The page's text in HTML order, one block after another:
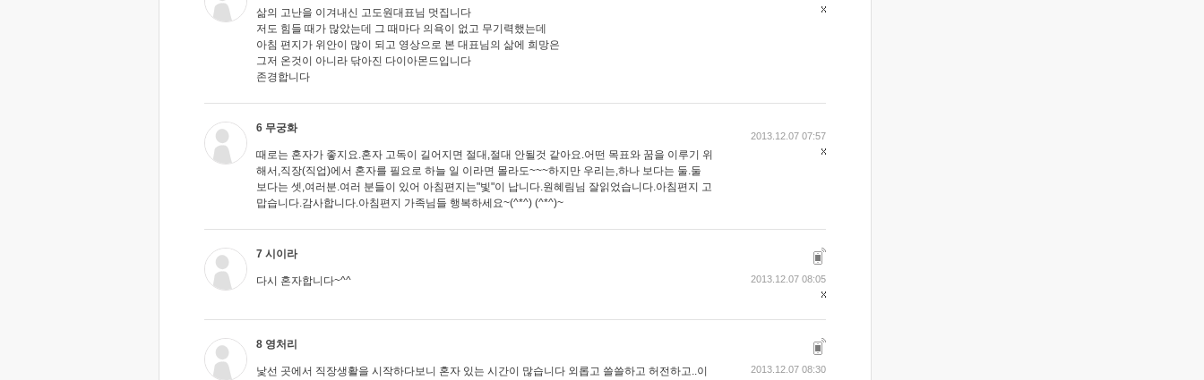
삶의 고난을 이겨내신 고도원대표님 멋집니다
저도 힘들 때가 많았는데 그 때마다 의욕이 없고 무기력했는데
아침 편지가 위안이 많이 되고 영상으로 본 대표님의 삶에 희망은
그저 온것이 아니라 닦아진 다이아몬드입니다
존경합니다
6 무궁화
때로는 혼자가 좋지요.혼자 고독이 길어지면 절대,절대 안될것 같아요.어떤 목표와 꿈을 이루기 위
해서,직장(직업)에서 혼자를 필요로 하늘 일 이라면 몰라도~~~하지만 우리는,하나 보다는 둘.둘
보다는 셋,여러분.여러 분들이 있어 아침편지는"빛"이 납니다.원혜림님 잘읽었습니다.아침편지 고
맙습니다.감사합니다.아침편지 가족님들 행복하세요~(^*^) (^*^)~
2013.12.07 07:57
7 시이라
다시 혼자합니다~^^ 2013.12.07 08:05
8 영처리
낯선 곳에서 직장생활을 시작하다보니 혼자 있는 시간이 많습니다 외롭고 쓸쓸하고 허전하고..이 2013.12.07 08:30